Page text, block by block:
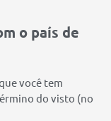
o país de
você tem
do visto (no